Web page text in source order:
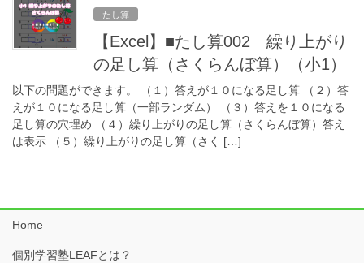
たし算
【Excel】■たし算002 繰り上がり
の足し算（さくらんぼ算）（小1）
以下の問題ができます。 （１）答えが１０になる足し算 （２）答
えが１０になる足し算（一部ランダム） （３）答えを１０になる
足し算の穴埋め （４）繰り上がりの足し算（さくらんぼ算）答え
は表示 （５）繰り上がりの足し算（さく […]
Home
個別学習塾LEAFとは？